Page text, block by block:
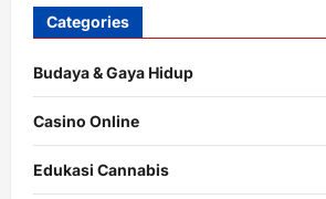
Categories
Budaya & Gaya Hidup
Casino Online
Edukasi Cannabis